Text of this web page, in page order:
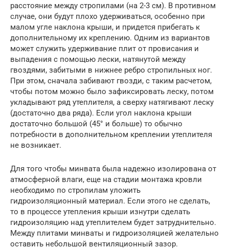
расстояние между стропилами (на 2-3 см). В противном
случае, они будут плохо удерживаться, особенно при
малом угле наклона крыши, и придется прибегать к
дополнительному их креплению. Одним из вариантов
может служить удерживание плит от провисания и
выпадения с помощью лески, натянутой между
гвоздями, забитыми в нижнее ребро стропильных ног.
При этом, сначала забивают гвозди, с таким расчетом,
чтобы потом можно было зафиксировать леску, потом
укладывают ряд утеплителя, а сверху натягивают леску
(достаточно два ряда). Если угол наклона крыши
достаточно большой (45° и больше) то обычно
потребности в дополнительном креплении утеплителя
не возникает.
Для того чтобы минвата была надежно изолирована от
атмосферной влаги, еще на стадии монтажа кровли
необходимо по стропилам уложить
гидроизоляционный материал. Если этого не сделать,
то в процессе утепления крыши изнутри сделать
гидроизоляцию над утеплителем будет затруднительно.
Между плитами минваты и гидроизоляцией желательно
оставить небольшой вентиляционный зазор.